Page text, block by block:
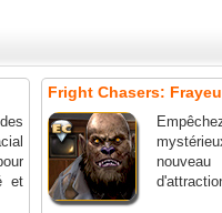
et
Fright Chasers: